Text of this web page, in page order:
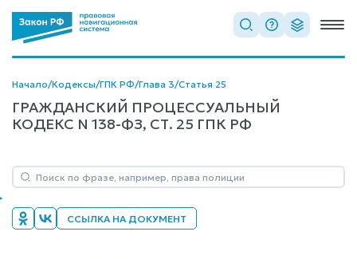
Начало/Кодексы/ГПК РФ/Глава 3/Статья 25
ГРАЖДАНСКИЙ ПРОЦЕССУАЛЬНЫЙ
КОДЕКС N 138-ФЗ, СТ. 25 ГПК РФ
ССЫЛКА НА ДОКУМЕНТ